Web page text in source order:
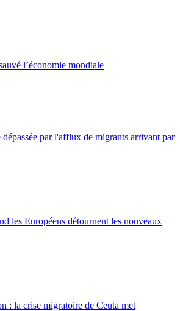
l’économie mondiale
par l'afflux de migrants arrivant par
les Européens détournent les nouveaux
: la crise migratoire de Ceuta met